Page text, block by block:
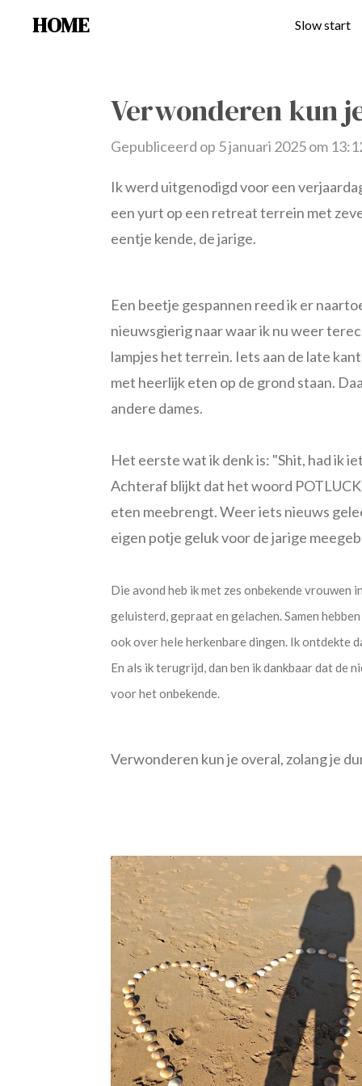
HOME Slow start
Verwonderen kun
Gepubliceerd op 5 januari 2025 om
Ik werd uitgenodigd voor een
een yurt op een retreat terrein met
eentje kende, de jarige.
Een beetje gespannen reed ik er
nieuwsgierig naar waar ik nu weer
lampjes het terrein. Iets aan de late
met heerlijk eten op de grond staan.
andere dames.
Het eerste wat ik denk is: "Shit, had ik
Achteraf blijkt dat het woord
eten meebrengt. Weer iets nieuws
eigen potje geluk voor de jarige
Die avond heb ik met zes onbekende vrouwen
geluisterd, gepraat en gelachen. Samen
ook over hele herkenbare dingen. Ik ontdekte
En als ik terugrijd, dan ben ik dankbaar dat de
voor het onbekende.
Verwonderen kun je overal, zolang je